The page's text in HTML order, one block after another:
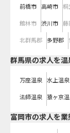
前橋市 高崎市 桐
館林市 渋川市 藤
北群馬郡 多野郡
群馬県の求人を
万座温泉 水上温泉
法師温泉 猿ヶ京
富岡市の求人を